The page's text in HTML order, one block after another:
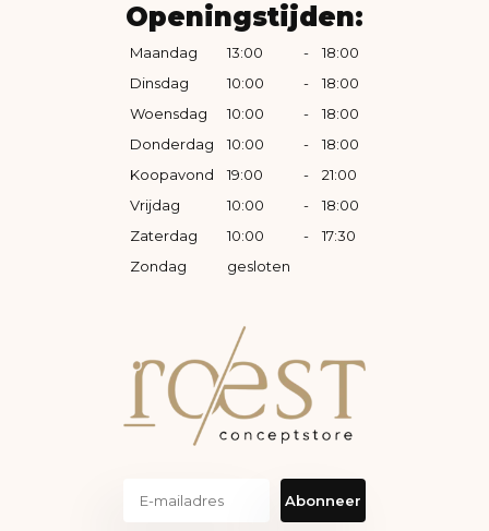
Openingstijden:
Maandag 13:00 -
18:00
Dinsdag
10:00 -
18:00
Woensdag
10:00 -
18:00
Donderdag
10:00 -
18:00
Koopavond
19:00 -
21:00
Vrijdag
10:00 -
18:00
Zaterdag
10:00 -
17:30
Zondag
gesloten
Abonneer